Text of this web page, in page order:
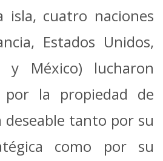
isla, cuatro naciones
Estados Unidos,
y México⁠) lucharon
por la propiedad de
deseable tanto por su
como por su